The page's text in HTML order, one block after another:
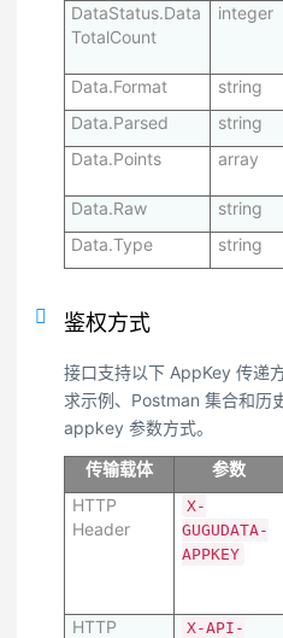
DataStatus.Data
TotalCount
integer
Data.Format
string
Data.Parsed
string
Data.Points
array
Data.Raw
string
Data.Type
string
鉴权方式
接口支持以下 AppKey 传递
求示例、Postman 集合和历
appkey 参数方式。
传输载体
参数
HTTP
Header
X-
GUGUDATA-
APPKEY
HTTP
X-API-